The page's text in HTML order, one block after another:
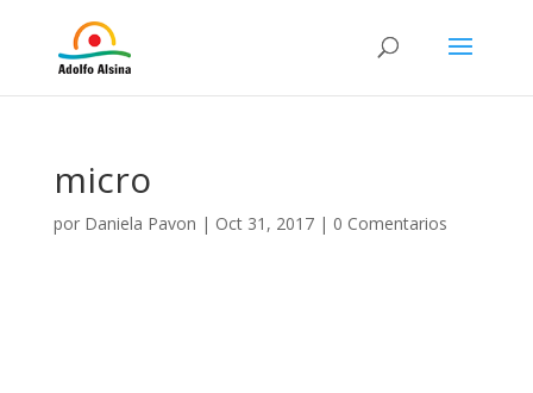
micro
por Daniela Pavon | Oct 31, 2017| 0 Comentarios